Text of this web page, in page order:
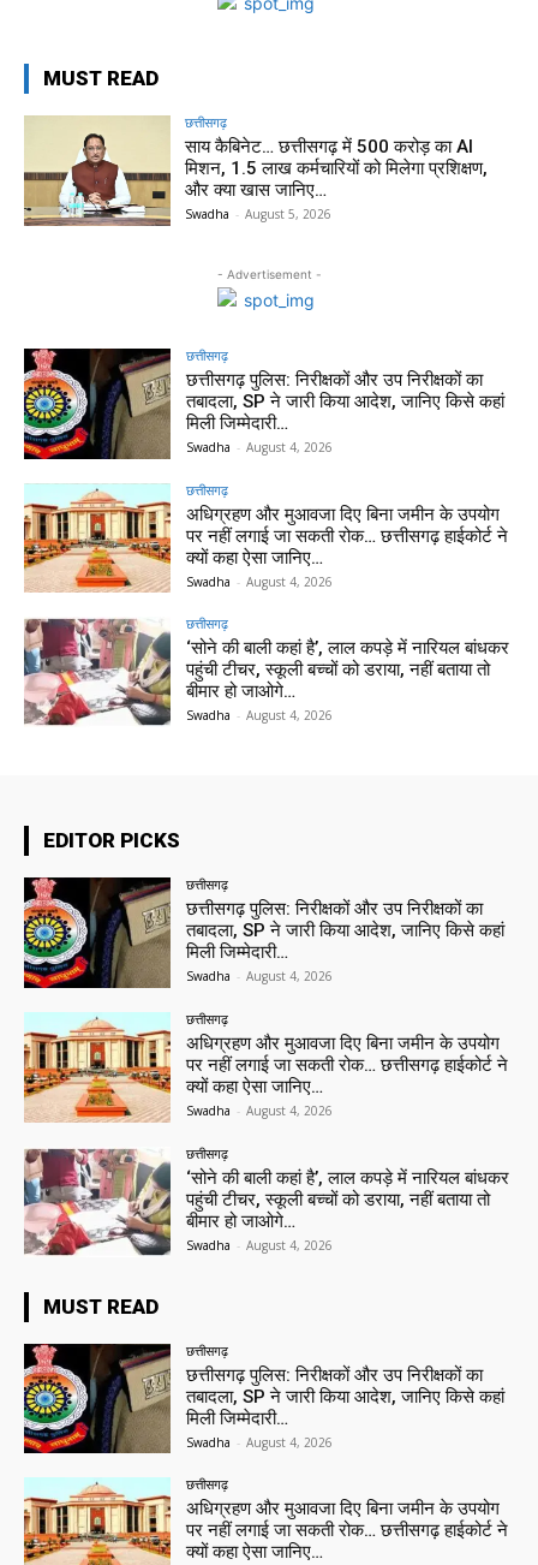
MUST READ
छत्तीसगढ़
साय कैबिनेट… छत्तीसगढ़ में 500 करोड़ का AI
मिशन, 1.5 लाख कर्मचारियों को मिलेगा प्रशिक्षण,
और क्या खास जानिए…
Swadha - August 5, 2026
- Advertisement -
छत्तीसगढ़
छत्तीसगढ़ पुलिस: निरीक्षकों और उप निरीक्षकों का
तबादला, SP ने जारी किया आदेश, जानिए किसे कहां
मिली जिम्मेदारी…
Swadha - August 4, 2026
छत्तीसगढ़
अधिग्रहण और मुआवजा दिए बिना जमीन के उपयोग
पर नहीं लगाई जा सकती रोक… छत्तीसगढ़ हाईकोर्ट ने
क्यों कहा ऐसा जानिए…
Swadha - August 4, 2026
छत्तीसगढ़
‘सोने की बाली कहां है’, लाल कपड़े में नारियल बांधकर
पहुंची टीचर, स्कूली बच्चों को डराया, नहीं बताया तो
बीमार हो जाओगे…
Swadha - August 4, 2026
EDITOR PICKS
छत्तीसगढ़
छत्तीसगढ़ पुलिस: निरीक्षकों और उप निरीक्षकों का
तबादला, SP ने जारी किया आदेश, जानिए किसे कहां
मिली जिम्मेदारी…
Swadha - August 4, 2026
छत्तीसगढ़
अधिग्रहण और मुआवजा दिए बिना जमीन के उपयोग
पर नहीं लगाई जा सकती रोक… छत्तीसगढ़ हाईकोर्ट ने
क्यों कहा ऐसा जानिए…
Swadha - August 4, 2026
छत्तीसगढ़
‘सोने की बाली कहां है’, लाल कपड़े में नारियल बांधकर
पहुंची टीचर, स्कूली बच्चों को डराया, नहीं बताया तो
बीमार हो जाओगे…
Swadha - August 4, 2026
MUST READ
छत्तीसगढ़
छत्तीसगढ़ पुलिस: निरीक्षकों और उप निरीक्षकों का
तबादला, SP ने जारी किया आदेश, जानिए किसे कहां
मिली जिम्मेदारी…
Swadha - August 4, 2026
छत्तीसगढ़
अधिग्रहण और मुआवजा दिए बिना जमीन के उपयोग
पर नहीं लगाई जा सकती रोक… छत्तीसगढ़ हाईकोर्ट ने
क्यों कहा ऐसा जानिए…